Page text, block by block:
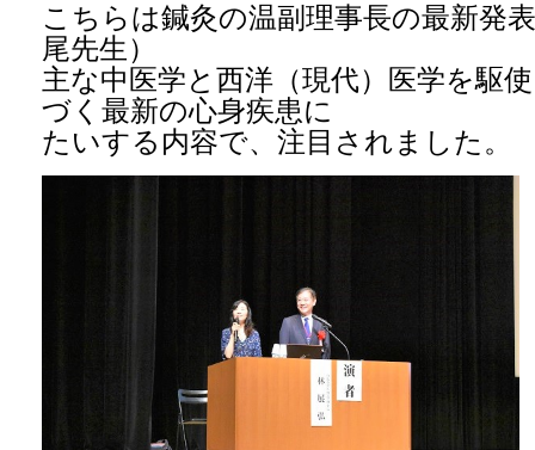
こちらは鍼灸の温副理事長の最新発
尾先生）
主な中医学と西洋（現代）医学を駆
づく最新の心身疾患に
たいする内容で、注目されました。